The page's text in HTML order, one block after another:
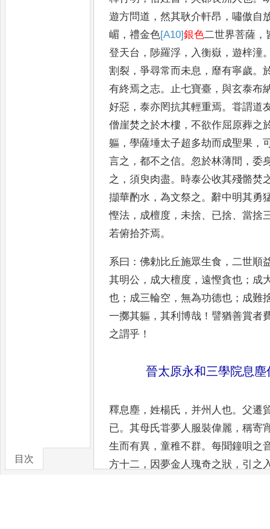
目次
遊方問道 ，然其耿介軒昂 ，嘯傲自
嵋 ，禮金色[A10]銀色二世界菩薩 ，
登天台 ， 陟羅浮 ， 入衡嶽 ，遊梓潼
割裂 ，爭尋常而未息 ， 靡有寧歲。
有終焉之志。止七寶臺 ，與玄泰布
好惡 ，泰亦罔抗其輕重焉。甞謂道
僧崖焚之於木樓 ，不欲作屈原葬之
軀 ，學薩埵太子超多劫而成聖果 ，
言之 ，都不之信。忽於林薄間 ，委
之 ，須臾肉盡。 時泰公收其殘骼焚
擷華酌水 ，為文祭之。辭中明其勇
慳法 ， 成檀度 ，未捨、 已捨、當捨
若俯拾芥焉。
系曰 ：佛勅比丘施眾生食 ，二世順
其明公 ， 成大檀度 ，遠慳貪也 ； 成
也 ； 成三輪空 ，無為功德也 ； 成難
一擲其軀 ，其利博哉 ！譬猶善賞者
之謂乎 ！
晉太原永和三學院息塵
釋息塵 ，姓楊氏 ， 并州人也。父遷
已。其母氏甞夢人服裝偉麗 ，稱寄
生而有異 ，童稚不群。每聞鐘唄之
方十二 ， 因夢金人瑰奇之狀 ， 引之